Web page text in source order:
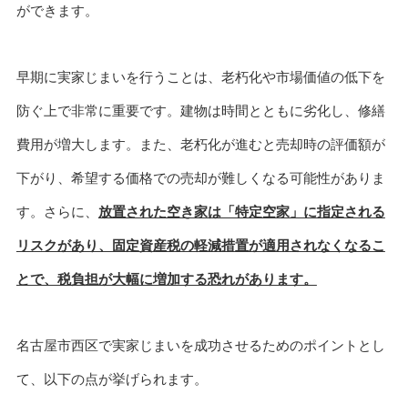
ができます。
早期に実家じまいを行うことは、老朽化や市場価値の低下を
防ぐ上で非常に重要です。建物は時間とともに劣化し、修繕
費用が増大します。また、老朽化が進むと売却時の評価額が
下がり、希望する価格での売却が難しくなる可能性がありま
す。さらに、 放置された空き家は「特定空家」に指定される
リスクがあり、固定資産税の軽減措置が適用されなくなるこ
とで、税負担が大幅に増加する恐れがあります。
名古屋市西区で実家じまいを成功させるためのポイントとし
て、以下の点が挙げられます。